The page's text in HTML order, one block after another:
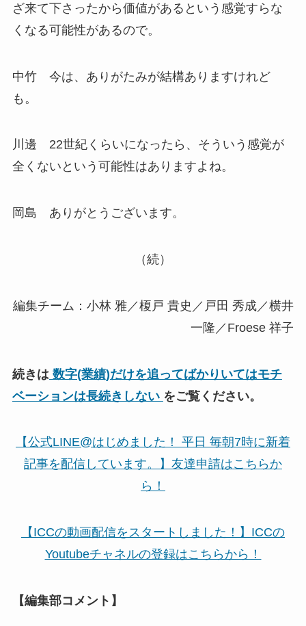
ざ来て下さったから価値があるという感覚すらな
くなる可能性があるので。
中竹 今は、ありがたみが結構ありますけれど
も。
川邊 22世紀くらいになったら、そういう感覚が
全くないという可能性はありますよね。
岡島 ありがとうございます。
（続）
編集チーム：小林 雅／榎戸 貴史／戸田 秀成／横井
一隆／Froese 祥子
続きは 数字(業績)だけを追ってばかりいてはモチ
ベーションは長続きしない をご覧ください。
【公式LINE@はじめました！ 平日 毎朝7時に新着
記事を配信しています。】友達申請はこちらか
ら！
【ICCの動画配信をスタートしました！】ICCの
Youtubeチャネルの登録はこちらから！
【編集部コメント】